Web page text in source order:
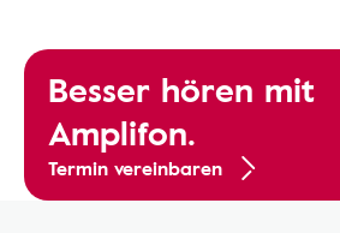
Besser hören mit
Amplifon.
Termin vereinbaren